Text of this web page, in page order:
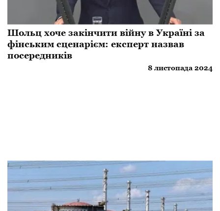
Шольц хоче закінчити війну в Україні за
фінським сценарієм: експерт назвав
посередників
8 листопада 2024